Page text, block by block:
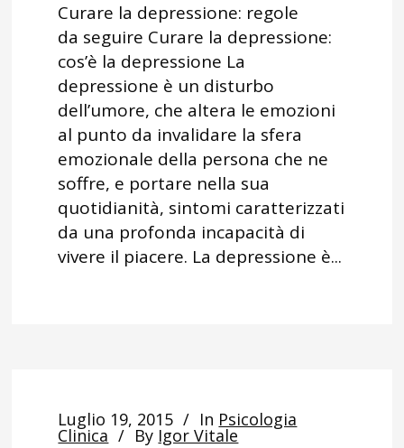
Curare la depressione: regole
da seguire Curare la depressione:
cos’è la depressione La
depressione è un disturbo
dell’umore, che altera le emozioni
al punto da invalidare la sfera
emozionale della persona che ne
soffre, e portare nella sua
quotidianità, sintomi caratterizzati
da una profonda incapacità di
vivere il piacere. La depressione è...
Luglio 19, 2015 In Psicologia
Clinica By Igor Vitale